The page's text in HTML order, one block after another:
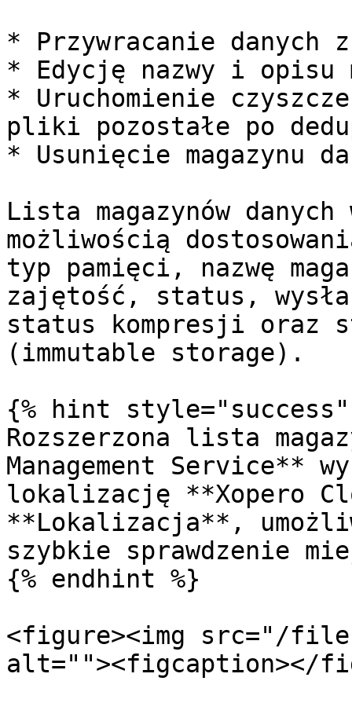
* Przywracanie danych z
* Edycję nazwy i opisu
* Uruchomienie
pliki pozostałe po
* Usunięcie magazynu
Lista magazynów
możliwością
typ pamięci, nazwę
zajętość, status,
status kompresji oraz
(immutable storage).
{% hint style="success"
Rozszerzona lista
Management Service**
lokalizację **Xopero
**Lokalizacja**,
szybkie sprawdzenie
{% endhint %}
<figure><img src="/files/
alt=""><figcaption></